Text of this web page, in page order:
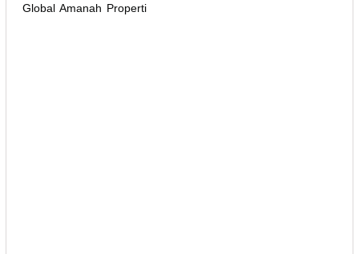
Global Amanah Properti